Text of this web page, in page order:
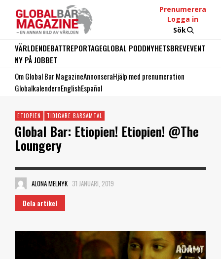
Prenumerera
Logga in
Sök
VÄRLDENDEBATTREPORTAGEGLOBAL PODDNYHETSBREVEVENT
NY PÅ JOBBET
Om Global Bar MagazineAnnonseraHjälp med prenumeration
GlobalkalendernEnglishEspañol
ETIOPIEN TIDIGARE BARSAMTAL
Global Bar: Etiopien! Etiopien! @The
Loungery
ALONA MELNYK 31 JANUARI, 2019
Dela artikel